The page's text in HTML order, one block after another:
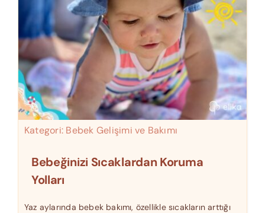
Kategori: Bebek Gelişimi ve Bakımı
Bebeğinizi Sıcaklardan Koruma
Yolları
Yaz aylarında bebek bakımı, özellikle sıcakların arttığı